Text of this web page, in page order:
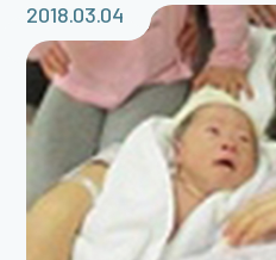
目K先生コンビや1年目K先
形外科T先生や救急科N先生
訪れる医学生さんに説明
学を申込みしてくださる医
松から説明に訪れた甲斐が
ビ金沢でブースにいらした
2018.03.04